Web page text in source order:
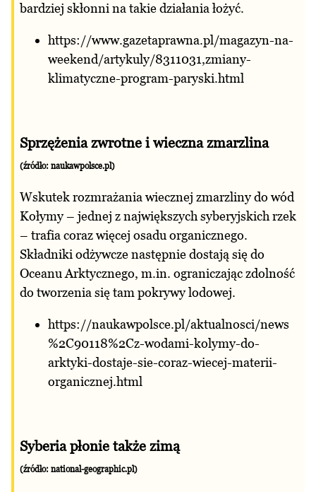
bardziej skłonni na takie działania łożyć.
https://www.gazetaprawna.pl/magazyn-na-
weekend/artykuly/8311031,zmiany-
klimatyczne-program-paryski.html
Sprzężenia zwrotne i wieczna zmarzlina
(źródło: naukawpolsce.pl)
Wskutek rozmrażania wiecznej zmarzliny do wód
Kołymy – jednej z największych syberyjskich rzek
– trafia coraz więcej osadu organicznego.
Składniki odżywcze następnie dostają się do
Oceanu Arktycznego, m.in. ograniczając zdolność
do tworzenia się tam pokrywy lodowej.
https://naukawpolsce.pl/aktualnosci/news
%2C90118%2Cz-wodami-kolymy-do-
arktyki-dostaje-sie-coraz-wiecej-materii-
organicznej.html
Syberia płonie także zimą
(źródło: national-geographic.pl)